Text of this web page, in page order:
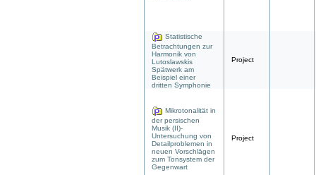
Statistische
Betrachtungen zur
Harmonik von
Lutoslawskis
Spätwerk am
Beispiel einer
dritten Symphonie
Project
Mikrotonalität in
der persischen
Musik (II)-
Untersuchung von
Detailproblemen in
neuen Vorschlägen
zum Tonsystem der
Gegenwart
Project